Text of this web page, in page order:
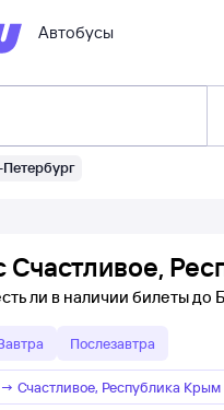
Автобусы
Счастливое,
ли в наличии билеты до
Послезавтра
→ Счастливое, Республика Крым